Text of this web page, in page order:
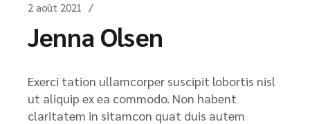
2 août 2021
Jenna Olsen
Exerci tation ullamcorper suscipit lobortis nisl
ut aliquip ex ea commodo. Non habent
claritatem in sitamcon quat duis autem